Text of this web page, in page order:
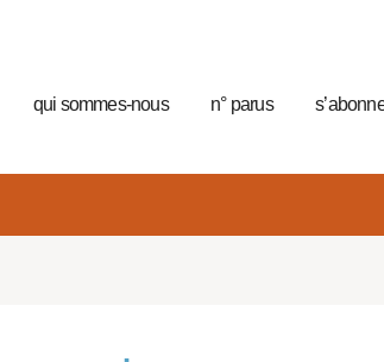
qui sommes-nous n° parus